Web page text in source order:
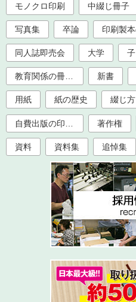
モノクロ印刷 中綴じ冊子
写真集 卒論
同人誌即売会 大学
新書
用紙 紙の歴史 綴じ方
著作権
資料 資料集 追悼集